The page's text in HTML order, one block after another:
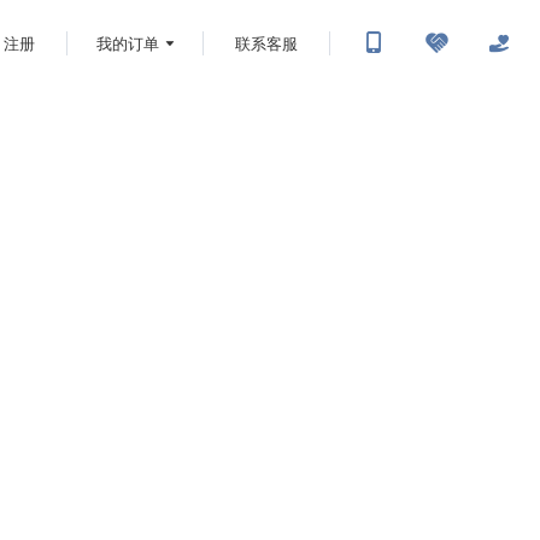
注册 我的订单 联系客服